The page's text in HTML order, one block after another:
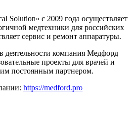
Solution» с 2009 года осуществляет
медтехники для российских
сервис и ремонт аппаратуры.
компания Медфорд
проекты для врачей и
постоянным партнером.
https://medford.pro